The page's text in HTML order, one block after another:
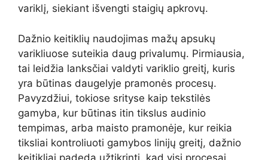
variklį, siekiant išvengti staigių apkrovų.
Dažnio keitiklių naudojimas mažų apsukų
varikliuose suteikia daug privalumų. Pirmiausia,
tai leidžia lanksčiai valdyti variklio greitį, kuris
yra būtinas daugelyje pramonės procesų.
Pavyzdžiui, tokiose srityse kaip tekstilės
gamyba, kur būtinas itin tikslus audinio
tempimas, arba maisto pramonėje, kur reikia
tiksliai kontroliuoti gamybos linijų greitį, dažnio
keitikliai padeda užtikrinti, kad visi procesai